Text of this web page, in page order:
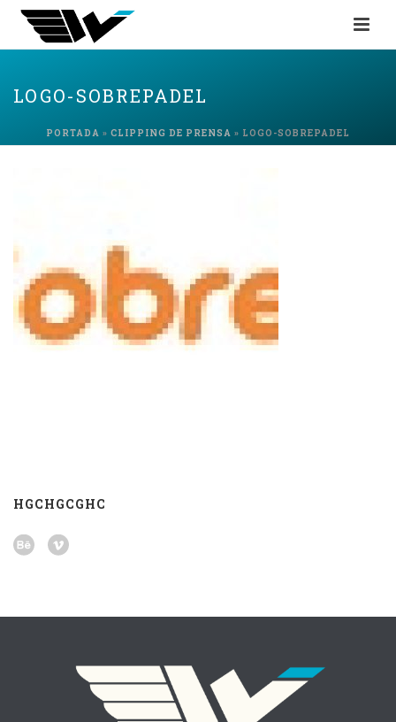
LOGO-SOBREPADEL
PORTADA » CLIPPING DE PRENSA » LOGO-SOBREPADEL
HGCHGCGHC